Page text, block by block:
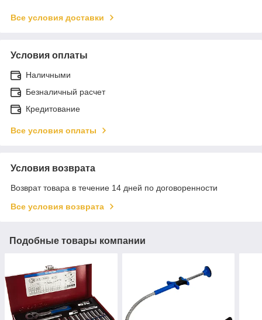
Все условия доставки
Условия оплаты
Наличными
Безналичный расчет
Кредитование
Все условия оплаты
Условия возврата
Возврат товара в течение 14 дней по договоренности
Все условия возврата
Подобные товары компании